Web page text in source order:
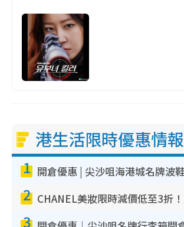
港生活限時優惠情報
1
2
3